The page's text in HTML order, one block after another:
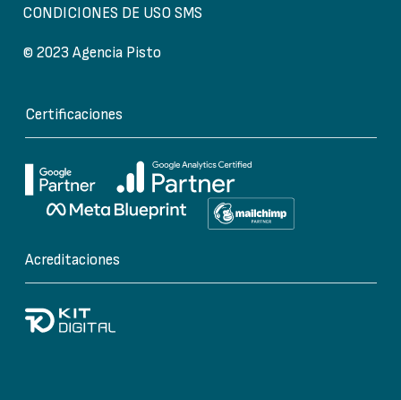
CONDICIONES DE USO SMS
© 2023 Agencia Pisto
Certificaciones
Acreditaciones